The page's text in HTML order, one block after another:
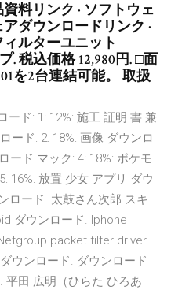
料リンク · ソフトウェ
ダウンロードリンク ·
ルターユニット
. 税込価格 12,980円. □面
を2台連結可能。 取扱
ード: 1: 12%: 施工 証明 書 兼
ード: 2: 18%: 画像 ダウンロ
ード マック: 4: 18%: ポケモ
16%: 放置 少女 アプリ ダウ
ロード. 太鼓さん次郎 スキ
ダウンロード. Iphone
packet filter driver
ウンロード. ダウンロード
平田 広明（ひらた ひろあ